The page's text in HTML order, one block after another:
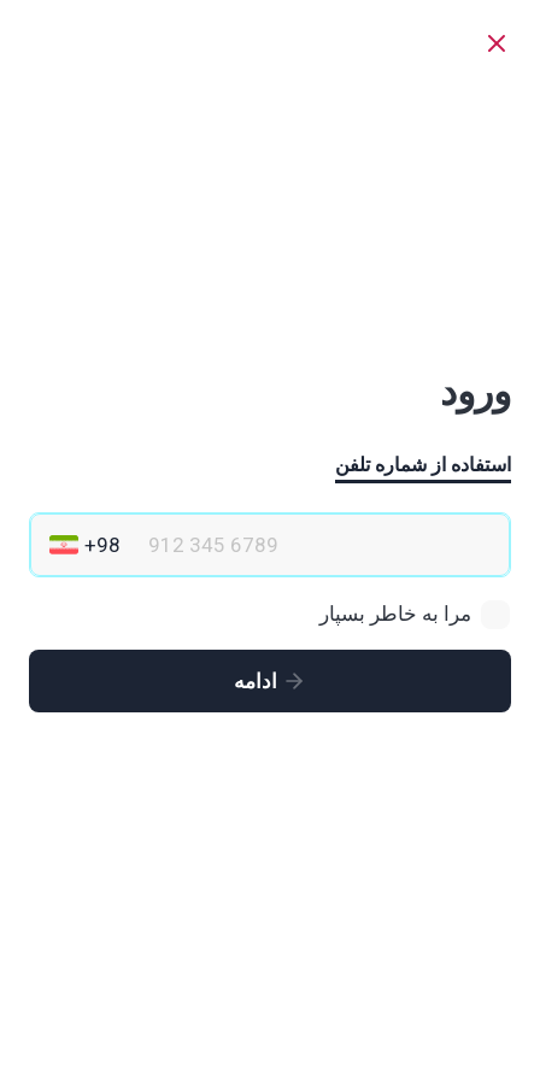
ورود
استفاده از شماره تلفن
مرا به خاطر بسپار
ادامه